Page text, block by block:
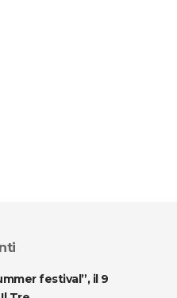
festival”, il 9